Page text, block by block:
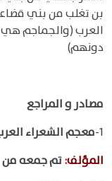
بن تغلب من بني
العرب (والجماجم هي
دونهم)
مصادر و المراجع
1- معجم الشعراء
المؤلف:تم جمعه من